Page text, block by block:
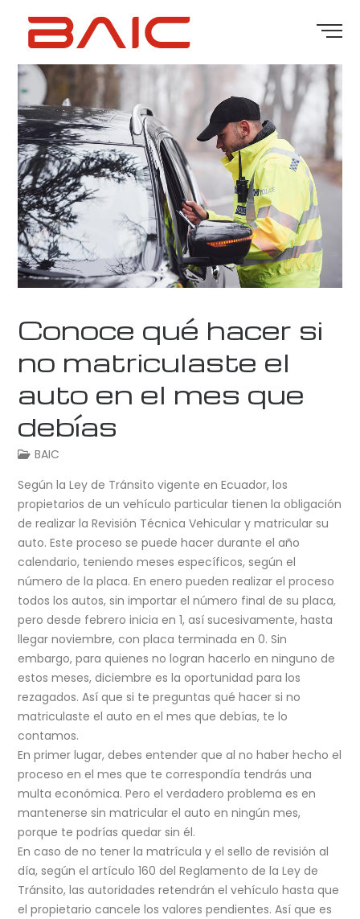
Conoce qué hacer si
no matriculaste el
auto en el mes que
debías
BAIC
Según la Ley de Tránsito vigente en Ecuador, los
propietarios de un vehículo particular tienen la obligación
de realizar la Revisión Técnica Vehicular y matricular su
auto. Este proceso se puede hacer durante el año
calendario, teniendo meses específicos, según el
número de la placa. En enero pueden realizar el proceso
todos los autos, sin importar el número final de su placa,
pero desde febrero inicia en 1, así sucesivamente, hasta
llegar noviembre, con placa terminada en 0. Sin
embargo, para quienes no logran hacerlo en ninguno de
estos meses, diciembre es la oportunidad para los
rezagados. Así que si te preguntas qué hacer si no
matriculaste el auto en el mes que debías, te lo
contamos.
En primer lugar, debes entender que al no haber hecho el
proceso en el mes que te correspondía tendrás una
multa económica. Pero el verdadero problema es en
mantenerse sin matricular el auto en ningún mes,
porque te podrías quedar sin él.
En caso de no tener la matrícula y el sello de revisión al
día, según el artículo 160 del Reglamento de la Ley de
Tránsito, las autoridades retendrán el vehículo hasta que
el propietario cancele los valores pendientes. Así que es